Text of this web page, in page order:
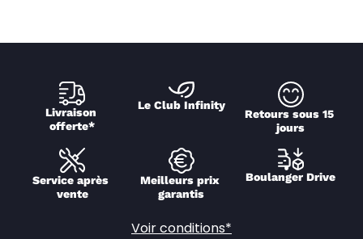
Livraison
offerte*
Le Club Infinity
Retours sous 15
jours
Service après
vente
Meilleurs prix
garantis
Boulanger Drive
Voir conditions*